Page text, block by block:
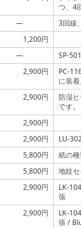
つ、4
—
3回線
1,200円
— SP-
2,900円
PC-
に装着
2,900円
防湿
です。
2,900円
2,900円
LU-
5,800円
紙の種
5,800円
地紋
2,900円
LK-
張
2,900円
LK-
張 /